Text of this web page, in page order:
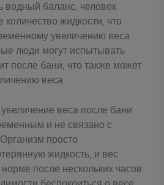
водный баланс, человек
жидкости, что
увеличению веса.
люди могут испытывать
после бани, что также может
веса.
веса после бани
и не связано с
просто
жидкость, и вес
после нескольких часов.